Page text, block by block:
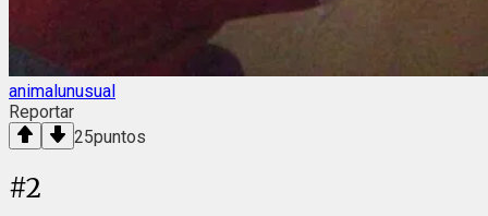
animalunusual
Reportar
25puntos
#2